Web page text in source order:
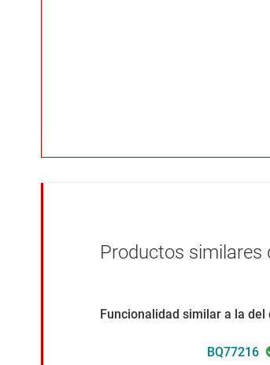
Productos similares
Funcionalidad similar a la
BQ77216